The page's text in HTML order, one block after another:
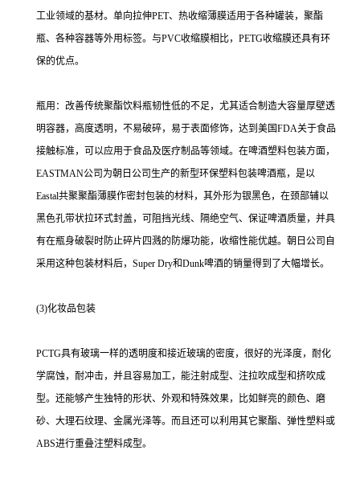
工业领域的基材。单向拉伸PET、热收缩薄膜适用于各种罐装，聚酯
瓶、各种容器等外用标签。与PVC收缩膜相比，PETG收缩膜还具有环
保的优点。
瓶用：改善传统聚酯饮料瓶韧性低的不足，尤其适合制造大容量厚壁透
明容器，高度透明，不易破碎，易于表面修饰，达到美国FDA关于食品
接触标准，可以应用于食品及医疗制品等领域。在啤酒塑料包装方面，
EASTMAN公司为朝日公司生产的新型环保塑料包装啤酒瓶，是以
Eastal共聚聚酯薄膜作密封包装的材料，其外形为银黑色，在颈部辅以
黑色孔带状拉环式封盖，可阻挡光线、隔绝空气、保证啤酒质量，并具
有在瓶身破裂时防止碎片四溅的防爆功能，收缩性能优越。朝日公司自
采用这种包装材料后，Super Dry和Dunk啤酒的销量得到了大幅增长。
(3)化妆品包装
PCTG具有玻璃一样的透明度和接近玻璃的密度，很好的光泽度，耐化
学腐蚀，耐冲击，并且容易加工，能注射成型、注拉吹成型和挤吹成
型。还能够产生独特的形状、外观和特殊效果，比如鲜亮的颜色、磨
砂、大理石纹理、金属光泽等。而且还可以利用其它聚酯、弹性塑料或
ABS进行重叠注塑料成型。